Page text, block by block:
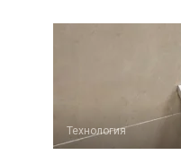
Технология